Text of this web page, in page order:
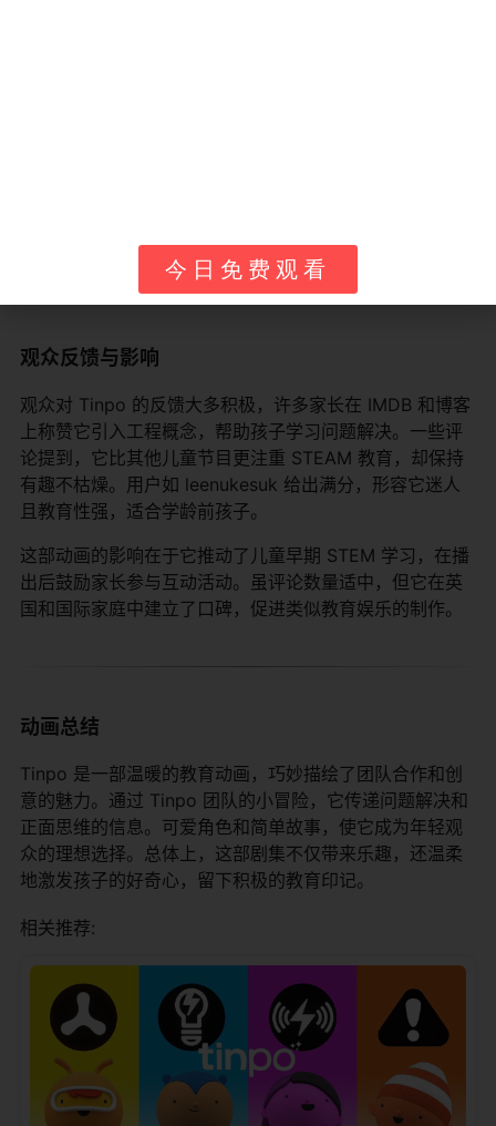
观众反馈与影响
观众对 Tinpo 的反馈大多积极，许多家长在 IMDB 和博客
上称赞它引入工程概念，帮助孩子学习问题解决。一些评
论提到，它比其他儿童节目更注重 STEAM 教育，却保持
有趣不枯燥。用户如 leenukesuk 给出满分，形容它迷人
且教育性强，适合学龄前孩子。
这部动画的影响在于它推动了儿童早期 STEM 学习，在播
出后鼓励家长参与互动活动。虽评论数量适中，但它在英
国和国际家庭中建立了口碑，促进类似教育娱乐的制作。
动画总结
Tinpo 是一部温暖的教育动画，巧妙描绘了团队合作和创
意的魅力。通过 Tinpo 团队的小冒险，它传递问题解决和
正面思维的信息。可爱角色和简单故事，使它成为年轻观
众的理想选择。总体上，这部剧集不仅带来乐趣，还温柔
地激发孩子的好奇心，留下积极的教育印记。
相关推荐:
今日免费观看